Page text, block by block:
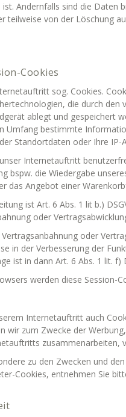
Andernfalls sind die Daten
teilweise von der Löschung
Cookies
sog. Cookies.
die durch den
ablegt und gespeichert
Umfang bestimmte
Standortdaten oder Ihre IP-
Internetauftritt
bspw. die Wiedergabe
das Angebot einer
ist Art. 6 Abs. 1 lit b.)
oder
oder
in der Verbesserung der
ist in dann Art. 6 Abs. 1 lit. f)
werden diese Session-
Internetauftritt auch
wir zum Zwecke der
zusammenarbeiten,
zu den Zwecken und
Cookies, entnehmen Sie